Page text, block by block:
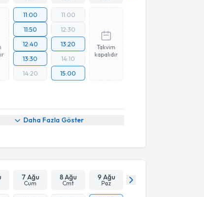
11:00
11:50
12:40
13:30
14:20
11:00
12:30
13:20
14:10
15:00
Takvim
kapalıdır
Daha Fazla Göster
7 Ağu
Cum
8 Ağu
Cmt
9 Ağu
Paz